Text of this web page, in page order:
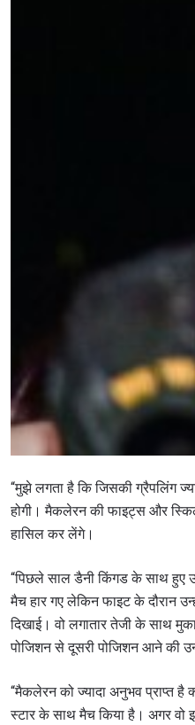
“मुझे लगता है कि जिसकी ग्रैपलिंग
होगी। मैकलेरन की फाइट्स और
हासिल कर लेंगे।
“पिछले साल डैनी किंगड के साथ हुए
मैच हार गए लेकिन फाइट के दौरान
दिखाई। वो लगातार तेजी के साथ
पोजिशन से दूसरी पोजिशन आने की
“मैकलेरन को ज्यादा अनुभव प्राप्त है
स्टार के साथ मैच किया है। अगर वो
इवेंट
STAY IN THE
Take ONE Championship
to gain access to latest
and get first access to
events.
ईमेल